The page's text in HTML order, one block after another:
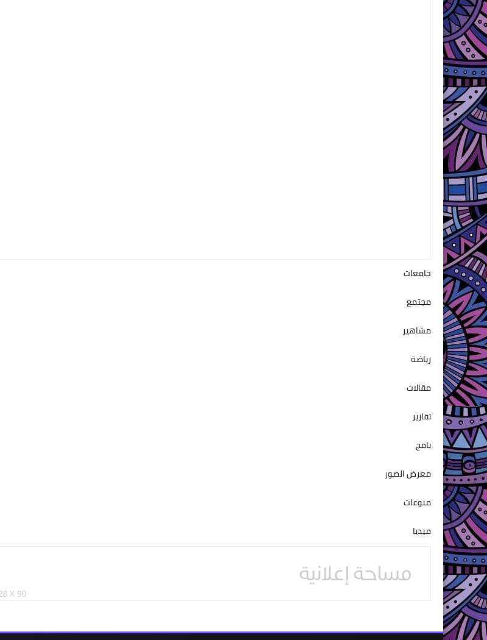
جامعات
مجتمع
مشاهير
رياضة
مقالات
تقارير
بامج
معرض الصور
منوعات
ميديا